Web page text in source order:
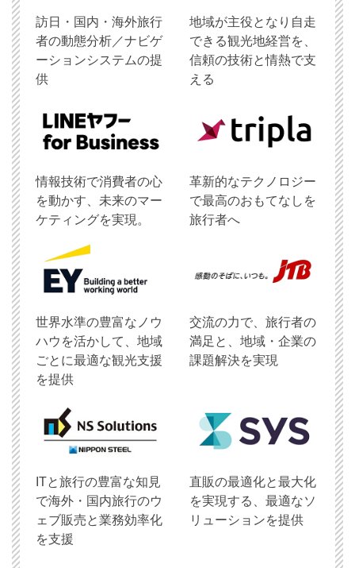
訪日・国内・海外旅行
者の動態分析／ナビゲ
ーションシステムの提
供
地域が主役となり自走
できる観光地経営を、
信頼の技術と情熱で支
える
情報技術で消費者の心
を動かす、未来のマー
ケティングを実現。
革新的なテクノロジー
で最高のおもてなしを
旅行者へ
世界水準の豊富なノウ
ハウを活かして、地域
ごとに最適な観光支援
を提供
交流の力で、旅行者の
満足と、地域・企業の
課題解決を実現
ITと旅行の豊富な知見
で海外・国内旅行のウ
ェブ販売と業務効率化
を支援
直販の最適化と最大化
を実現する、最適なソ
リューションを提供